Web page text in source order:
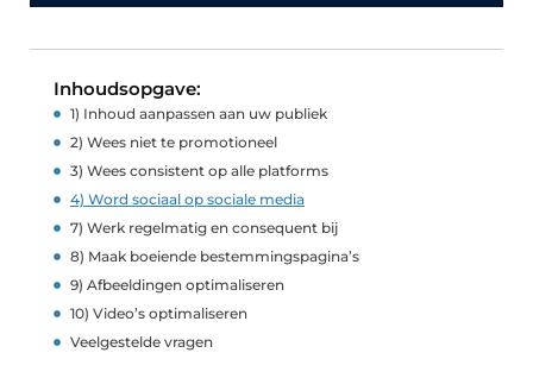
Inhoudsopgave:
1) Inhoud aanpassen aan uw publiek
2) Wees niet te promotioneel
3) Wees consistent op alle platforms
4) Word sociaal op sociale media
7) Werk regelmatig en consequent bij
8) Maak boeiende bestemmingspagina’s
9) Afbeeldingen optimaliseren
10) Video’s optimaliseren
Veelgestelde vragen